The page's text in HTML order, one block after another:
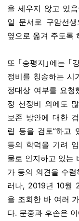
을 세우지 않고 있
일 문서로 구암선
옆으로 옮겨 주도록
또 ｢승평지｣에는 ｢
정비를 칭송하는 시
정대상 여부를 요청
정 선정비 외에도
보존 방안에 대한
립 등을 검토”하고
등의 학덕을 기려
물로 인지하고 있는
가 등의 의견을 수렴
러나, 2019년 10월
을 조회한 바 여러
다. 문중과 후손은